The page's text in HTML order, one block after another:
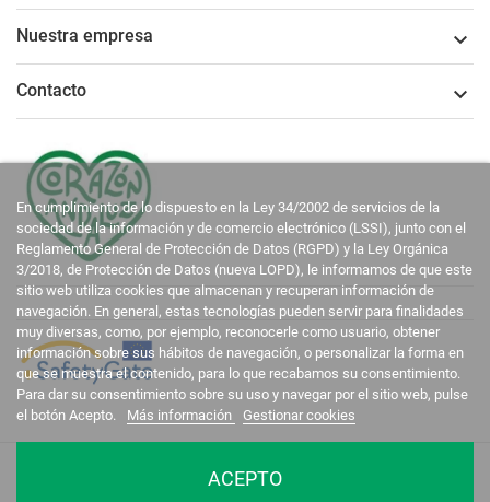
Nuestra empresa 
Contacto 
En cumplimiento de lo dispuesto en la Ley 34/2002 de servicios de la
sociedad de la información y de comercio electrónico (LSSI), junto con el
Reglamento General de Protección de Datos (RGPD) y la Ley Orgánica
3/2018, de Protección de Datos (nueva LOPD), le informamos de que este
sitio web utiliza cookies que almacenan y recuperan información de
navegación. En general, estas tecnologías pueden servir para finalidades
muy diversas, como, por ejemplo, reconocerle como usuario, obtener
información sobre sus hábitos de navegación, o personalizar la forma en
que se muestra el contenido, para lo que recabamos su consentimiento.
Para dar su consentimiento sobre su uso y navegar por el sitio web, pulse
el botón Acepto.
Más información Gestionar cookies
ACEPTO
La Casa del Recreador © 2020-2026. Todos los derechos reservados.